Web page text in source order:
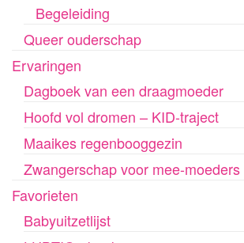
Begeleiding
Queer ouderschap
Ervaringen
Dagboek van een draagmoeder
Hoofd vol dromen – KID-traject
Maaikes regenbooggezin
Zwangerschap voor mee-moeders
Favorieten
Babyuitzetlijst